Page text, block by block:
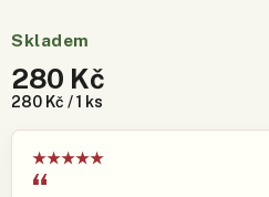
280 Kč
280 Kč / 1 ks
Skladem
★★★★★